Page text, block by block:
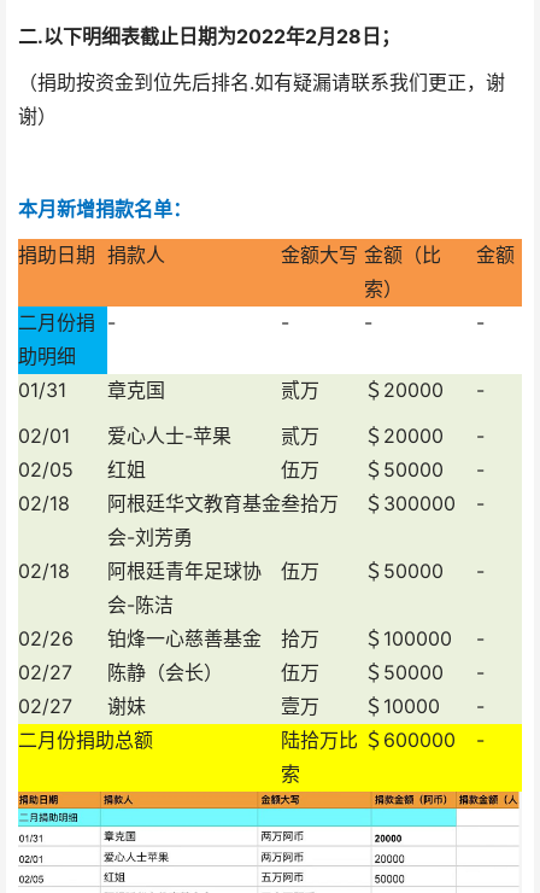
二.以下明细表截止日期为2022年2月28日；
（捐助按资金到位先后排名.如有疑漏请联系我们更正，谢
谢）
本月新增捐款名单：
捐助日期 捐款人 金额大写 金额（比
索）
金额
二月份捐
助明细
- - - -
01/31 章克国 贰万 ＄20000
-
02/01
爱心人士-苹果 贰万 ＄20000
-
02/05
红姐 伍万 ＄50000
-
02/18
阿根廷华文教育基金
会-刘芳勇
叁拾万 ＄300000 -
02/18
阿根廷青年足球协
会-陈洁
伍万 ＄50000 -
02/26 铂烽一心慈善基金 拾万 ＄100000
-
02/27
陈静（会长） 伍万 ＄50000
-
02/27
谢妹 壹万 ＄10000
-
二月份捐助总额
陆拾万比
索
＄600000 -